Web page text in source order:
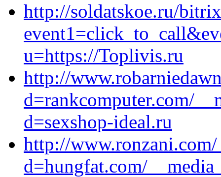
http://soldatskoe.ru/
u=https://Toplivis.ru
http://
d=rankcomputer.com/
d=sexshop-ideal.ru
http://
d=hungfat.com/